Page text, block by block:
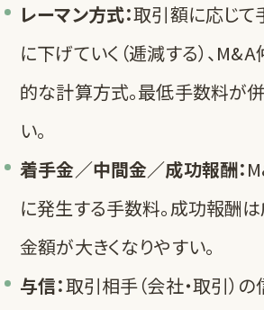
レーマン方式：取引額に応じ
に下げていく（逓減する）、
的な計算方式。最低手数料が
い。
着手金／中間金／成功報酬：
に発生する手数料。成功報酬
金額が大きくなりやすい。
与信：取引相手（会社・取引）